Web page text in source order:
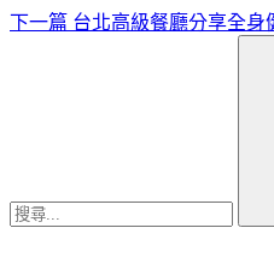
下一篇 台北高級餐廳分享全